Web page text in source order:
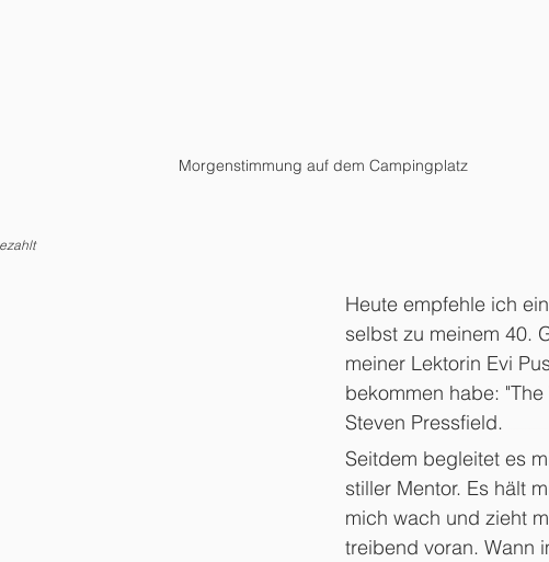
Morgenstimmung auf dem Campingplatz
Heute empfehle ich
selbst zu meinem 40.
meiner Lektorin Evi
bekommen habe: "The
Steven Pressfield.
Seitdem begleitet es
stiller Mentor. Es hält
mich wach und zieht
treibend voran. Wann